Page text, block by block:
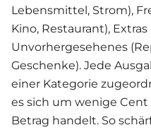
Lebensmittel, Strom),
Kino, Restaurant),
Unvorhergesehenes
Geschenke). Jede
einer Kategorie
es sich um wenige
Betrag handelt. So